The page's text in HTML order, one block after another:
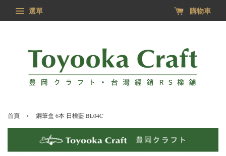
選單 購物車
首頁 › 鋼筆盒 6本 日檜藍 BL04C